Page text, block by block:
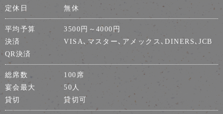
定休日
無休
平均予算
3500円～4000円
決済
VISA､マスター､アメックス､DINERS､JCB
QR決済
総席数
100席
宴会最大
50人
貸切
貸切可